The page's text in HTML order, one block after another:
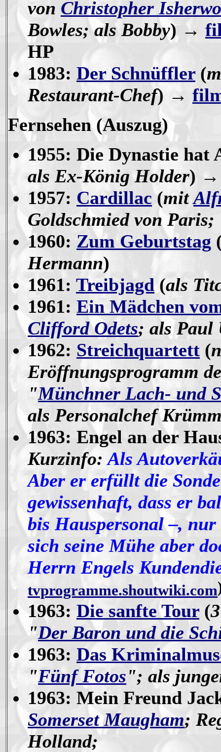
von Christopher
Bowles; als Bobby) →
HP
1983: Der Schnüffler (
Restaurant-Chef) →
Fernsehen(Auszug)
1955: Die Dynastie hat
als Ex-König Holder)
1957: Cardillac(mit
Goldschmied von
1960: Zum Geburtstag
Hermann)
1961: Treibjagd (als
1961: Ein Mädchen
Clifford Odets; als Paul
1962: Streichquartett (
Eröffnungsprogramm
"Münchner Lach- und
als Personalchef
1963: Engel an der
Kurzinfo:Als
Aber er erfüllt die
gewissenhaft, dass er
bis Hauspersonal –,
sich seine Mühe aber
Herrn Engels
tvprogramme.shoutwiki.com
1963: Die sanfte Tour (
"Der Baron und die
1963: Das
"Fünf Fotos"; als
1963: Mein Freund
Somerset Maugham;
Holland;